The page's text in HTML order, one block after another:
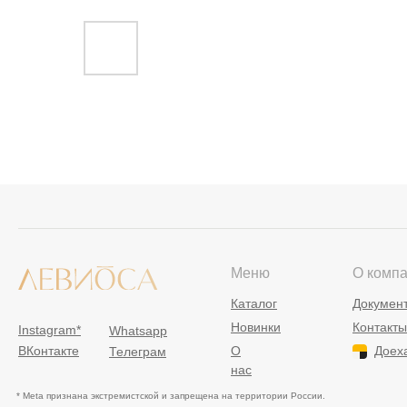
Instagram*
* Meta признана экстремистской и запрещена на территории России.
Whatsapp
ВКонтакте
Телеграм
Меню
Каталог
Новинки
О
нас
О
Контакты